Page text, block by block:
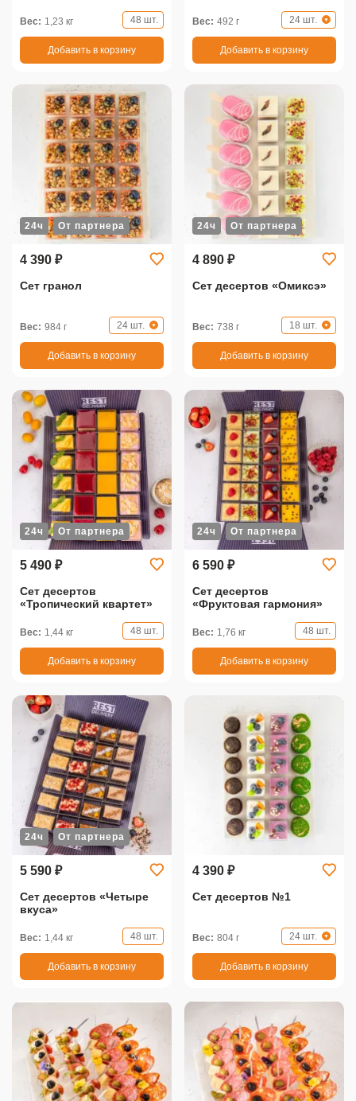
Вес: 1,23 кг 48 шт.
Добавить в корзину
Вес: 492 г 24 шт.
Добавить в корзину
24ч От партнера
4 390 ₽
Сет гранол
Вес: 984 г 24 шт.
Добавить в корзину
24ч От партнера
4 890 ₽
Сет десертов «Омиксэ»
Вес: 738 г 18 шт.
Добавить в корзину
24ч От партнера
5 490 ₽
Сет десертов
«Тропический квартет»
Вес: 1,44 кг 48 шт.
Добавить в корзину
24ч От партнера
6 590 ₽
Сет десертов
«Фруктовая гармония»
Вес: 1,76 кг 48 шт.
Добавить в корзину
24ч От партнера
5 590 ₽
Сет десертов «Четыре
вкуса»
Вес: 1,44 кг 48 шт.
Добавить в корзину
4 390 ₽
Сет десертов №1
Вес: 804 г 24 шт.
Добавить в корзину